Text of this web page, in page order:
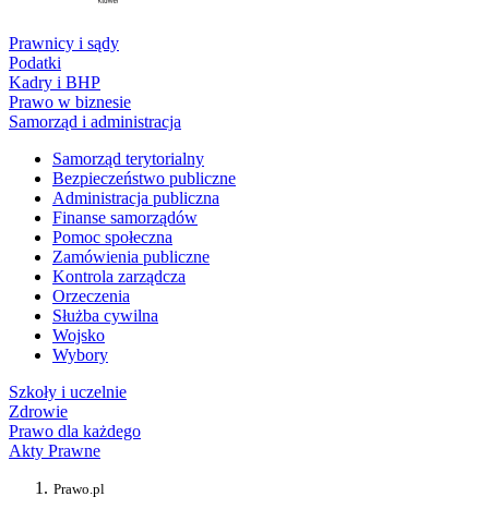
Prawnicy i sądy
Podatki
Kadry i BHP
Prawo w biznesie
Samorząd i administracja
Samorząd terytorialny
Bezpieczeństwo publiczne
Administracja publiczna
Finanse samorządów
Pomoc społeczna
Zamówienia publiczne
Kontrola zarządcza
Orzeczenia
Służba cywilna
Wojsko
Wybory
Szkoły i uczelnie
Zdrowie
Prawo dla każdego
Akty Prawne
Prawo.pl